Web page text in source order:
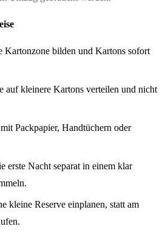
Kartonzone bilden und Kartons sofort
auf kleinere Kartons verteilen und nicht
Packpapier, Handtüchern oder
erste Nacht separat in einem klar
kleine Reserve einplanen, statt am